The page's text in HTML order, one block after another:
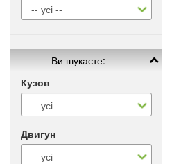
Ви шукаєте:
Кузов
Двигун